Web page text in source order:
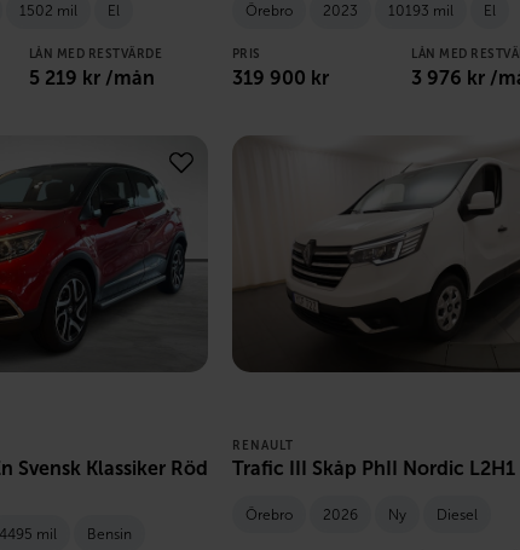
1502 mil El
LÅN MED RESTVÄRDE
5 219 kr /mån
Örebro 2023 10193 mil El
PRIS
319 900 kr
LÅN MED
3 976 kr /
Svensk Klassiker Röd
4495 mil Bensin
RENAULT
Trafic III Skåp PhII Nordic L2H1
Örebro 2026 Ny Diesel